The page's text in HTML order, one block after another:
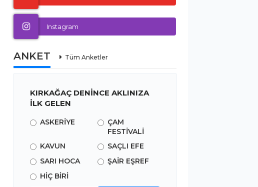
Instagram
ANKET Tüm Anketler
KIRKAĞAÇ DENİNCE AKLINIZA
İLK GELEN
ASKERİYE
ÇAM
FESTİVALİ
KAVUN
SAÇLI EFE
SARI HOCA
ŞAİR EŞREF
HİÇ BİRİ